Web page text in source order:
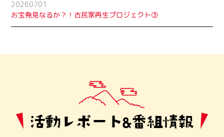
20260701
お宝発見なるか？！古民家再生プロジェクト➂